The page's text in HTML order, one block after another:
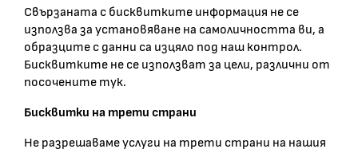
Свързаната с бисквитките информация не се
използва за установяване на самоличността ви, а
образците с данни са изцяло под наш контрол.
Бисквитките не се използват за цели, различни от
посочените тук.
Бисквитки на трети страни
Не разрешаваме услуги на трети страни на нашия